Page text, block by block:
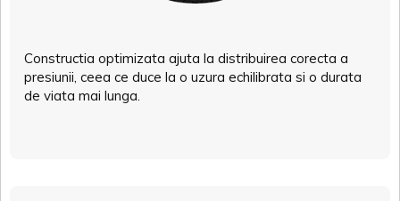
Constructia optimizata ajuta la distribuirea corecta a
presiunii, ceea ce duce la o uzura echilibrata si o durata
de viata mai lunga.